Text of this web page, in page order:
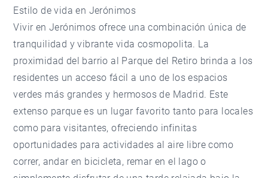
Estilo de vida en Jerónimos
Vivir en Jerónimos ofrece una combinación única de
tranquilidad y vibrante vida cosmopolita. La
proximidad del barrio al Parque del Retiro brinda a los
residentes un acceso fácil a uno de los espacios
verdes más grandes y hermosos de Madrid. Este
extenso parque es un lugar favorito tanto para locales
como para visitantes, ofreciendo infinitas
oportunidades para actividades al aire libre como
correr, andar en bicicleta, remar en el lago o